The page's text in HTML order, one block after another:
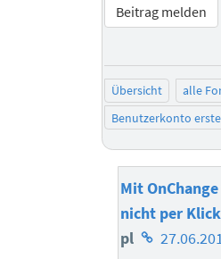
Beitrag melden
Übersicht alle
Benutzerkonto
Mit
nicht per Klick
pl Homepage